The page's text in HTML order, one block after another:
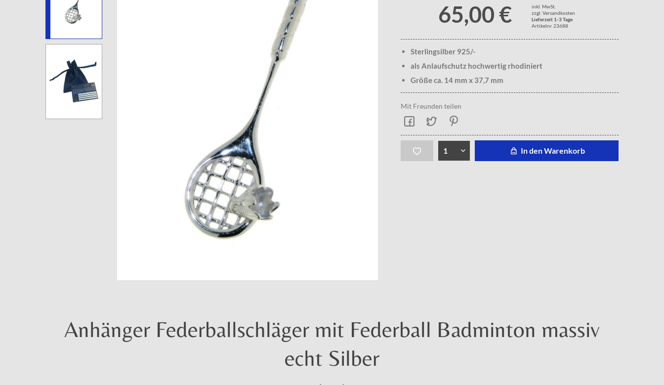
65,00 €
inkl. MwSt.
zzgl. Versandkosten
Lieferzeit 1-3 Tage
Artikelnr. 23688
Sterlingsilber 925/-
als Anlaufschutz hochwertig rhodiniert
Größe ca. 14 mm x 37,7 mm
Mit Freunden teilen
In den Warenkorb
Anhänger Federballschläger mit Federball Badminton massiv
echt Silber